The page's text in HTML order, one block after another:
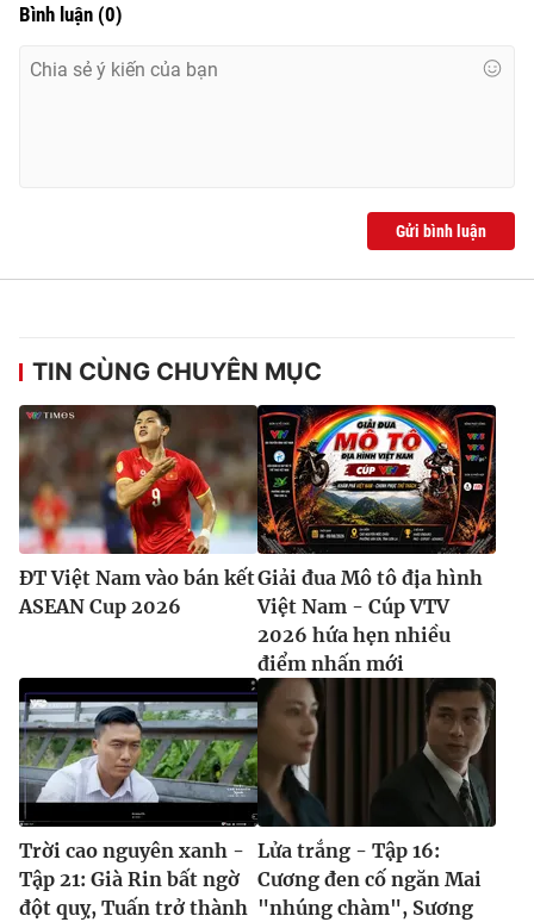
Bình luận (0)
Gửi bình luận
TIN CÙNG CHUYÊN MỤC
ĐT Việt Nam vào bán kết
ASEAN Cup 2026
Giải đua Mô tô địa hình
Việt Nam - Cúp VTV
2026 hứa hẹn nhiều
điểm nhấn mới
Trời cao nguyên xanh -
Tập 21: Già Rin bất ngờ
đột quỵ, Tuấn trở thành
Lửa trắng - Tập 16:
Cương đen cố ngăn Mai
"nhúng chàm", Sương